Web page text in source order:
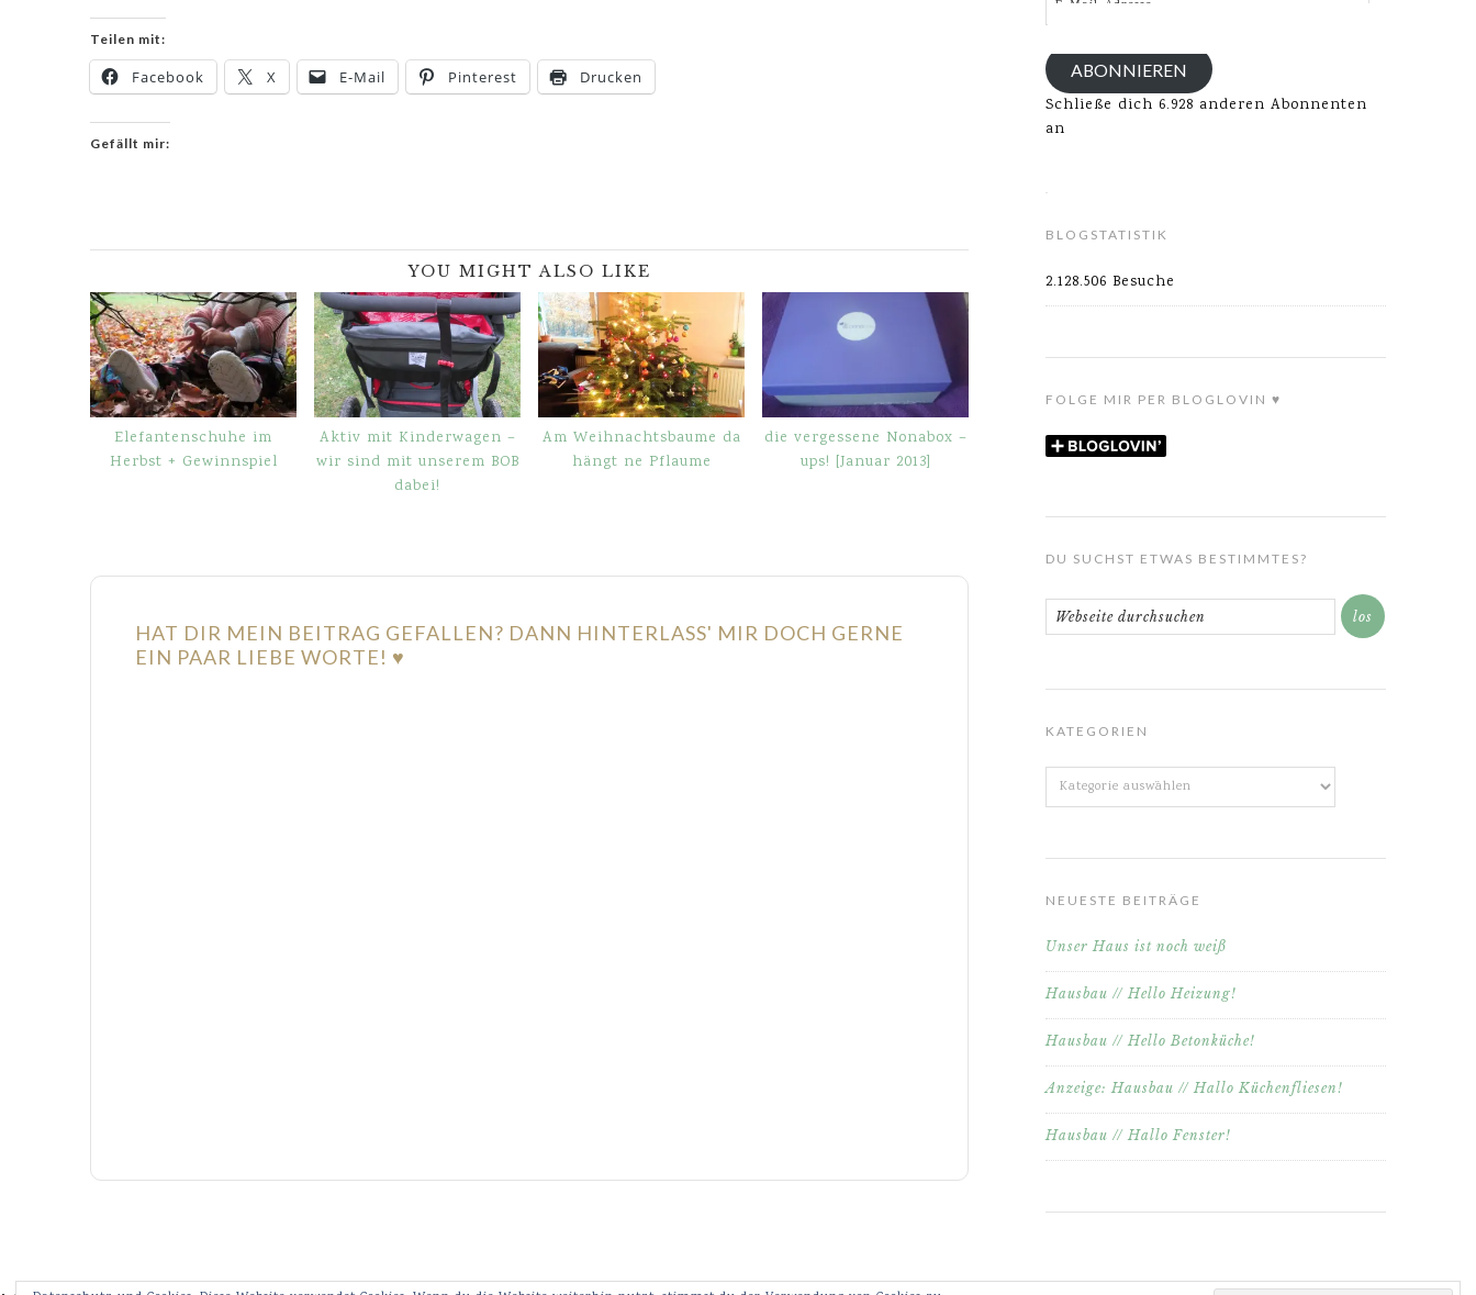
Teilen mit:
Facebook X E-Mail Pinterest Drucken
Gefällt mir:
YOU MIGHT ALSO LIKE
Elefantenschuhe im
Herbst + Gewinnspiel
Aktiv mit Kinderwagen –
wir sind mit unserem BOB
dabei!
Am Weihnachtsbaume da
hängt ne Pflaume
die vergessene Nonabox –
ups! [Januar 2013]
HAT DIR MEIN BEITRAG GEFALLEN? DANN HINTERLASS' MIR DOCH GERNE
EIN PAAR LIEBE WORTE! ♥
Mail-
ABONNIEREN
Schließe dich 6.928 anderen Abonnenten
an
BLOGSTATISTIK
2.128.506 Besuche
FOLGE MIR PER BLOGLOVIN ♥
DU SUCHST ETWAS BESTIMMTES?
KATEGORIEN
Kategorien
NEUESTE BEITRÄGE
Unser Haus ist noch weiß
Hausbau // Hello Heizung!
Hausbau // Hello Betonküche!
Anzeige: Hausbau // Hallo Küchenfliesen!
Hausbau // Hallo Fenster!